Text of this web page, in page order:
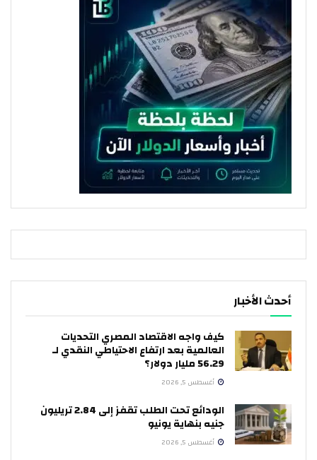
أحدث الأخبار
كيف واجه الاقتصاد المصري التحديات
العالمية بعد ارتفاع الاحتياطي النقدي لـ
56.29 مليار دولار؟
أغسطس 5, 2026
الودائع تحت الطلب تقفز إلى 2.84 تريليون
جنيه بنهاية يونيو
أغسطس 5, 2026